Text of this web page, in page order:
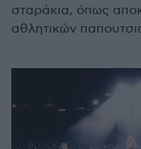
σταράκια, όπως
αθλητικών